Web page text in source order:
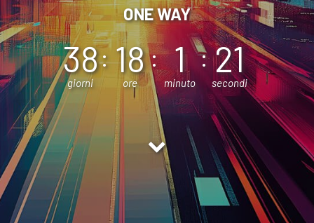
38
giorni
18
ore
1
minuto
19
secondi
ONE WAY